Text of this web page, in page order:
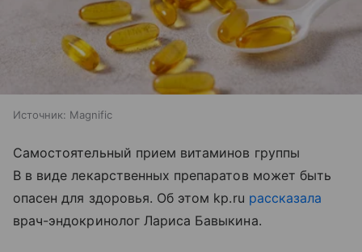
Источник: Magnific
Самостоятельный прием витаминов группы
В в виде лекарственных препаратов может быть
опасен для здоровья. Об этом kp.ru рассказала
врач-эндокринолог Лариса Бавыкина.